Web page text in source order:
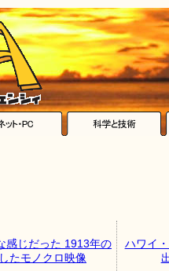
感じだった 1913年の
たモノクロ映像
ハワイ